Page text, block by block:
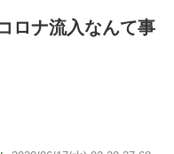
ロナ流入なんて事